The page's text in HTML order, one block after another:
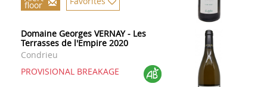
floor
Domaine Georges VERNAY - Les
Terrasses de l'Empire 2020
Condrieu
PROVISIONAL BREAKAGE